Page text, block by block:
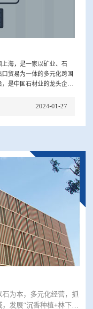
海，是一家以矿业、石
贸易为一体的多元化跨国
是中国石材业的龙头企业
2024-01-27
为本，多元化经营，抓
发展“沉香种植+林下经